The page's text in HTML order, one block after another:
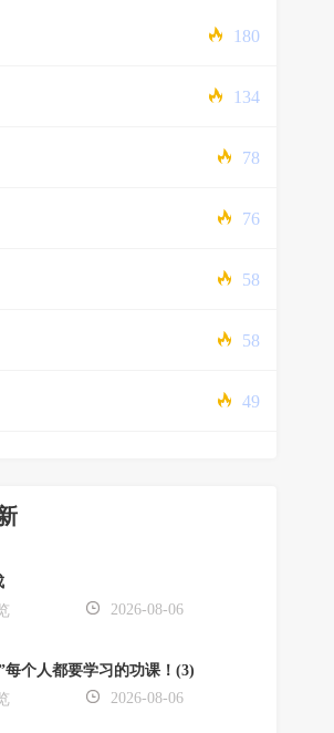
180
134
78
76
58
58
49
2026-08-06
每个人都要学习的功课！(3)
2026-08-06